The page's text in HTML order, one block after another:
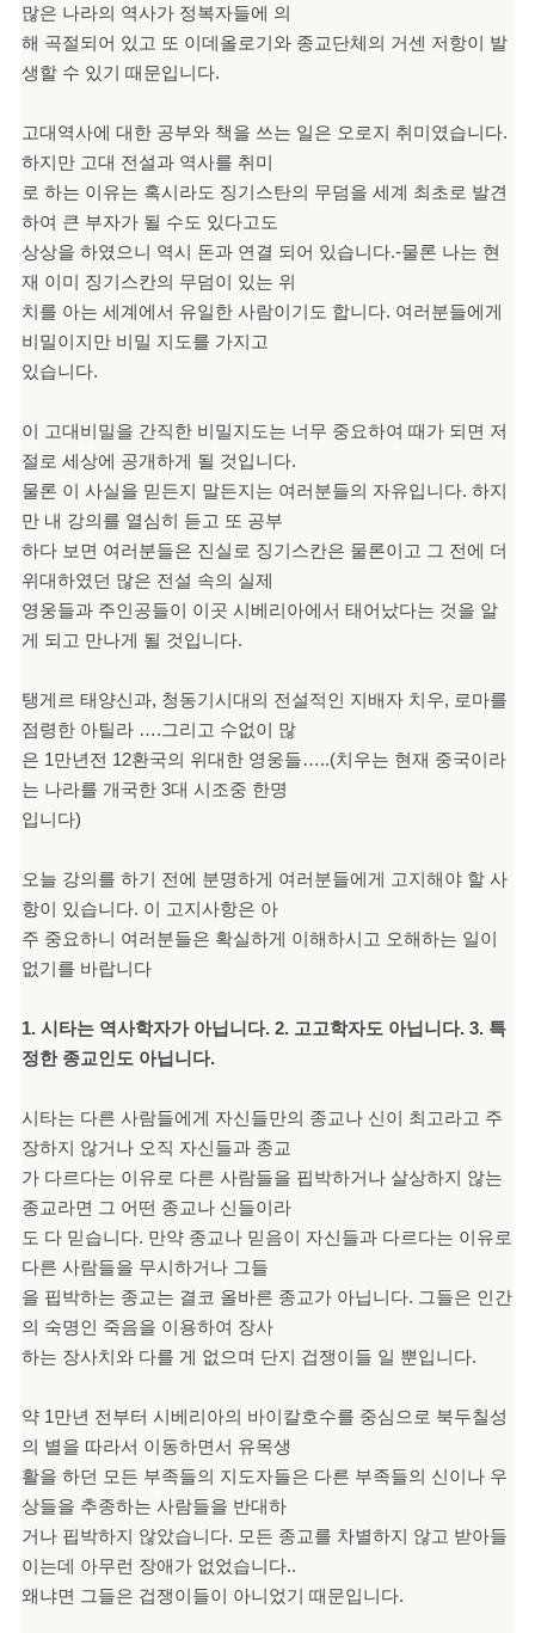
많은 나라의 역사가 정복자들에 의
해 곡절되어 있고 또 이데올로기와 종교단체의 거센 저항이 발
생할 수 있기 때문입니다.
고대역사에 대한 공부와 책을 쓰는 일은 오로지 취미였습니다.
하지만 고대 전설과 역사를 취미
로 하는 이유는 혹시라도 징기스탄의 무덤을 세계 최초로 발견
하여 큰 부자가 될 수도 있다고도
상상을 하였으니 역시 돈과 연결 되어 있습니다.-물론 나는 현
재 이미 징기스칸의 무덤이 있는 위
치를 아는 세계에서 유일한 사람이기도 합니다. 여러분들에게
비밀이지만 비밀 지도를 가지고
있습니다.
이 고대비밀을 간직한 비밀지도는 너무 중요하여 때가 되면 저
절로 세상에 공개하게 될 것입니다.
물론 이 사실을 믿든지 말든지는 여러분들의 자유입니다. 하지
만 내 강의를 열심히 듣고 또 공부
하다 보면 여러분들은 진실로 징기스칸은 물론이고 그 전에 더
위대하였던 많은 전설 속의 실제
영웅들과 주인공들이 이곳 시베리아에서 태어났다는 것을 알
게 되고 만나게 될 것입니다.
탱게르 태양신과, 청동기시대의 전설적인 지배자 치우, 로마를
점령한 아틸라 ….그리고 수없이 많
은 1만년전 12환국의 위대한 영웅들…..(치우는 현재 중국이라
는 나라를 개국한 3대 시조중 한명
입니다)
오늘 강의를 하기 전에 분명하게 여러분들에게 고지해야 할 사
항이 있습니다. 이 고지사항은 아
주 중요하니 여러분들은 확실하게 이해하시고 오해하는 일이
없기를 바랍니다
1. 시타는 역사학자가 아닙니다. 2. 고고학자도 아닙니다. 3. 특
정한 종교인도 아닙니다.
시타는 다른 사람들에게 자신들만의 종교나 신이 최고라고 주
장하지 않거나 오직 자신들과 종교
가 다르다는 이유로 다른 사람들을 핍박하거나 살상하지 않는
종교라면 그 어떤 종교나 신들이라
도 다 믿습니다. 만약 종교나 믿음이 자신들과 다르다는 이유로
다른 사람들을 무시하거나 그들
을 핍박하는 종교는 결코 올바른 종교가 아닙니다. 그들은 인간
의 숙명인 죽음을 이용하여 장사
하는 장사치와 다를 게 없으며 단지 겁쟁이들 일 뿐입니다.
약 1만년 전부터 시베리아의 바이칼호수를 중심으로 북두칠성
의 별을 따라서 이동하면서 유목생
활을 하던 모든 부족들의 지도자들은 다른 부족들의 신이나 우
상들을 추종하는 사람들을 반대하
거나 핍박하지 않았습니다. 모든 종교를 차별하지 않고 받아들
이는데 아무런 장애가 없었습니다..
왜냐면 그들은 겁쟁이들이 아니었기 때문입니다.